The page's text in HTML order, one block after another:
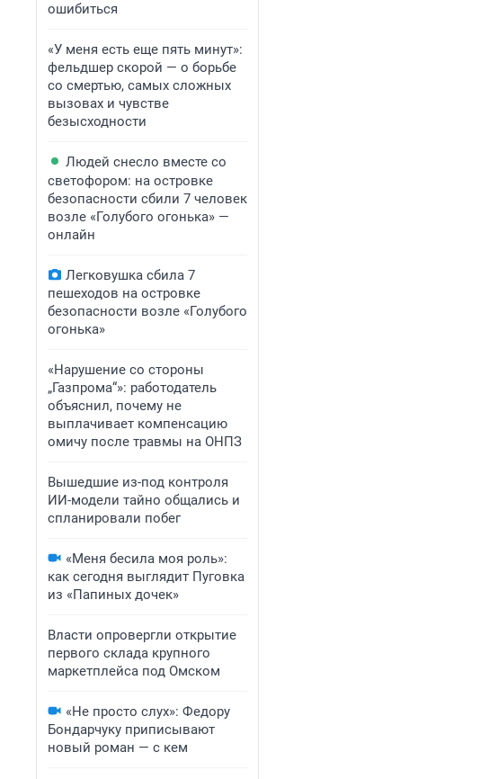
ошибиться
«У меня есть еще пять минут»:
фельдшер скорой — о борьбе
со смертью, самых сложных
вызовах и чувстве
безысходности
Людей снесло вместе со
светофором: на островке
безопасности сбили 7 человек
возле «Голубого огонька» —
онлайн
Легковушка сбила 7
пешеходов на островке
безопасности возле «Голубого
огонька»
«Нарушение со стороны
„Газпрома“»: работодатель
объяснил, почему не
выплачивает компенсацию
омичу после травмы на ОНПЗ
Вышедшие из-под контроля
ИИ-модели тайно общались и
спланировали побег
«Меня бесила моя роль»:
как сегодня выглядит Пуговка
из «Папиных дочек»
Власти опровергли открытие
первого склада крупного
маркетплейса под Омском
«Не просто слух»: Федору
Бондарчуку приписывают
новый роман — с кем